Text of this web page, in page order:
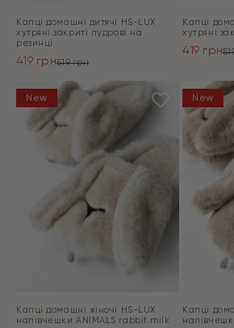
Капці домашні дитячі HS-LUX
хутрянi закриті пудрові на
резинці
519грн
ціна:
519 грн.
419 грн
ціна:
419 грн.
ПЕРЕЙТИ
Капці
хутряні
519 грн.
419 грн
419 грн.
New
Капці домашні жіночі HS-LUX
напiвчешки ANIMALS rabbit milk
New
Капці